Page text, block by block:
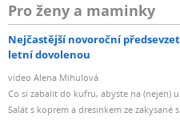
Pro ženy a maminky
Nejčastější novoroční
letní dovolenou
video Alena Mihulová
Co si zabalit do kufru, abyste na (nejen) u
Salát s koprem a dresinkem ze zakysané